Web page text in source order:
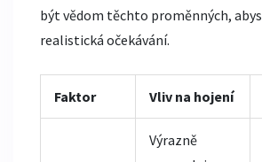
být vědom těchto proměnných,
realistická očekávání.
Faktor Vliv na hojení
Výrazně